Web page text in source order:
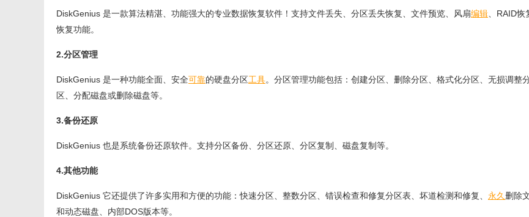
DiskGenius 是一款算法精湛、功能强大的专业数据恢复软件！支持文件丢失、分区丢失恢复、文件预览、风扇编辑 、RAID恢
恢复功能。
2.分区管理
DiskGenius 是一种功能全面、安全可靠的硬盘分区工具。分区管理功能包括：创建分区、删除分区、格式化分区、无损调整分
区、分配磁盘或删除磁盘等。
3.备份还原
DiskGenius 也是系统备份还原软件。支持分区备份、分区还原、分区复制、磁盘复制等。
4.其他功能
DiskGenius 它还提供了许多实用和方便的功能：快速分区、整数分区、错误检查和修复分区表、坏道检测和修复、 永久删除
和动态磁盘、内部DOS版本等。